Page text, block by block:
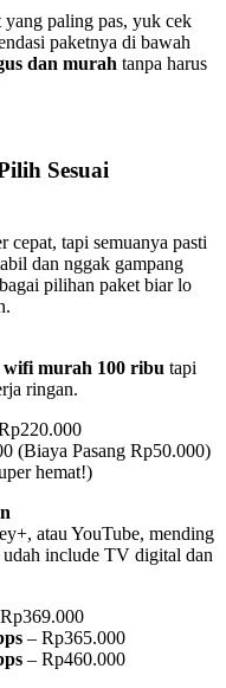
paling pas, yuk cek
paketnya di bawah
dan murah tanpa harus
Sesuai
cepat, tapi semuanya pasti
dan nggak gampang
pilihan paket biar lo
wifi murah 100 ribu tapi
ringan.
(Biaya Pasang Rp50.000)
hemat!)
atau YouTube, mending
udah include TV digital dan
– Rp365.000
– Rp460.000